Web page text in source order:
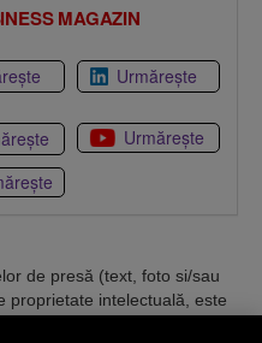
MAGAZIN
Urmărește
Urmărește
de presă (text, foto si/sau
proprietate intelectuală, este